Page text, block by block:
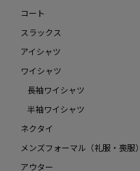
コート
スラックス
アイシャツ
ワイシャツ
長袖ワイシャツ
半袖ワイシャツ
ネクタイ
メンズフォーマル（礼服・喪服）
アウター